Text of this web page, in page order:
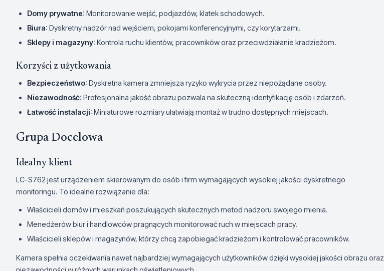
Domy prywatne: Monitorowanie wejść, podjazdów, klatek schodowych.
Biura: Dyskretny nadzór nad wejściem, pokojami konferencyjnymi, czy korytarzami.
Sklepy i magazyny: Kontrola ruchu klientów, pracowników oraz przeciwdziałanie kradzieżom.
Korzyści z użytkowania
Bezpieczeństwo: Dyskretna kamera zmniejsza ryzyko wykrycia przez niepożądane osoby.
Niezawodność: Profesjonalna jakość obrazu pozwala na skuteczną identyfikację osób i zdarzeń.
Łatwość instalacji: Miniaturowe rozmiary ułatwiają montaż w trudno dostępnych miejscach.
Grupa Docelowa
Idealny klient
LC-S762 jest urządzeniem skierowanym do osób i firm wymagających wysokiej jakości dyskretnego
monitoringu. To idealne rozwiązanie dla:
Właścicieli domów i mieszkań poszukujących skutecznych metod nadzoru swojego mienia.
Menedżerów biur i handlowców pragnących monitorować ruch w miejscach pracy.
Właścicieli sklepów i magazynów, którzy chcą zapobiegać kradzieżom i kontrolować pracowników.
Kamera spełnia oczekiwania nawet najbardziej wymagających użytkowników dzięki wysokiej jakości obrazu oraz